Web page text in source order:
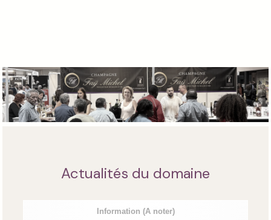
Actualités du domaine
Information (A noter)